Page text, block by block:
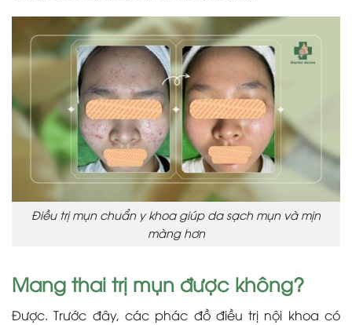
Điều trị mụn chuẩn y khoa giúp da sạch mụn và mịn
màng hơn
Mang thai trị mụn được không?
Được. Trước đây, các phác đồ điều trị nội khoa có